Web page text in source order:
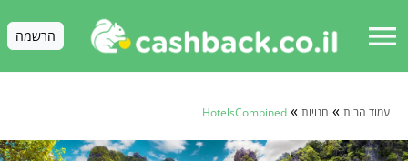
menu הרשמה
עמוד הבית » חנויות »
HotelsCombined